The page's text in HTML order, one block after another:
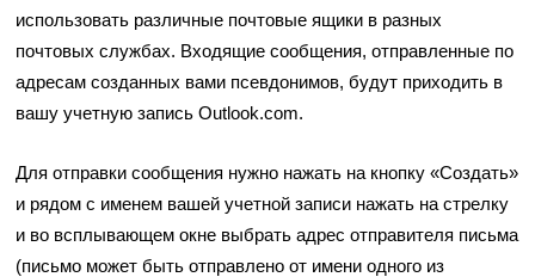
использовать различные почтовые ящики в разных
почтовых службах. Входящие сообщения, отправленные по
адресам созданных вами псевдонимов, будут приходить в
вашу учетную запись Outlook.com.
Для отправки сообщения нужно нажать на кнопку «Создать»
и рядом с именем вашей учетной записи нажать на стрелку
и во всплывающем окне выбрать адрес отправителя письма
(письмо может быть отправлено от имени одного из